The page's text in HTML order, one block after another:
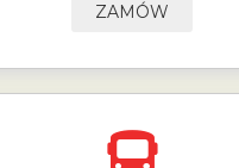
ZAMÓW